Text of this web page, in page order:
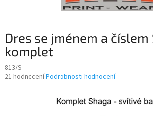
Dres se jménem a číslem
komplet
813/S
Průměrné
21 hodnoceníPodrobnosti hodnocení